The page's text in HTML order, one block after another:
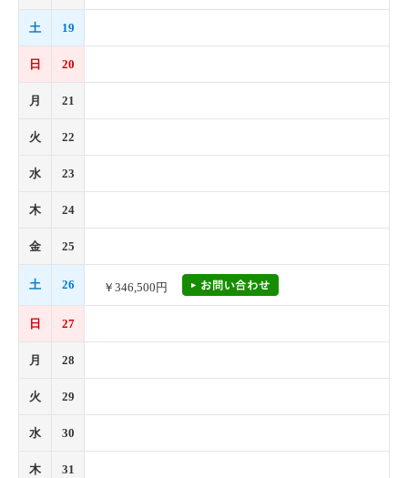
土 19
日 20
月 21
火 22
水 23
木 24
金 25
土 26 ￥346,500円
日 27
月 28
火 29
水 30
木 31